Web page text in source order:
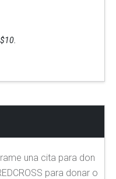
una cita para don
para donar o